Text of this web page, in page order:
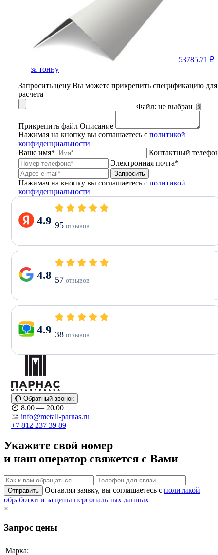
53785.71 ₽
за тонну
Запросить цену Вы можете прикрепить спецификацию для
расчета
Файл: не выбран
Прикрепить файл Описание
Нажимая на кнопку вы соглашаетесь с политикой
конфиденциальности
Ваше имя*
Контактный
Электронная почта*
Запросить
Нажимая на кнопку вы соглашаетесь с политикой
конфиденциальности
4.9 95 отзывов
4.8 57 отзывов
4.9 38 отзывов
Обратный звонок
8:00 — 20:00
info@metall-parnas.ru
+7 812 237 39 89
Укажите свой номер
и наш оператор свяжется с Вами
Отправить Оставляя заявку, вы соглашаетесь с политикой
обработки и защиты персональных данных
×
Запрос цены
Марка: